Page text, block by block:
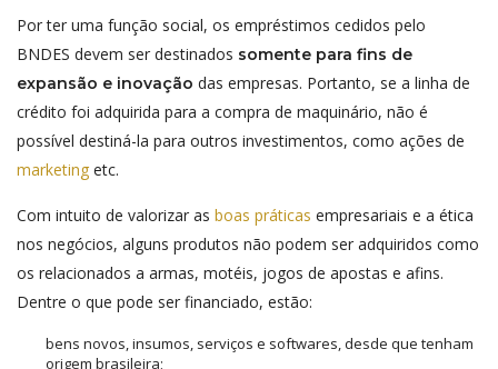
Por ter uma função social, os empréstimos cedidos pelo
BNDES devem ser destinados somente para fins de
expansão e inovação das empresas. Portanto, se a linha de
crédito foi adquirida para a compra de maquinário, não é
possível destiná-la para outros investimentos, como ações de
marketing etc.
Com intuito de valorizar as boas práticas empresariais e a ética
nos negócios, alguns produtos não podem ser adquiridos como
os relacionados a armas, motéis, jogos de apostas e afins.
Dentre o que pode ser financiado, estão:
bens novos, insumos, serviços e softwares, desde que tenham
origem brasileira;